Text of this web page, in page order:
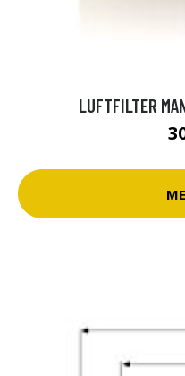
LUFTFILTER